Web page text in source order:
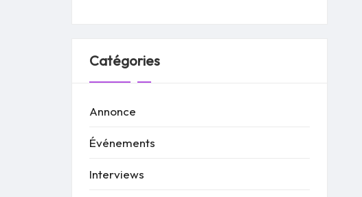
Catégories
Annonce
Événements
Interviews